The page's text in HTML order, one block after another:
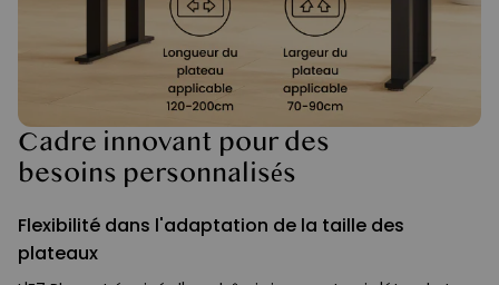
Cadre innovant pour des
besoins personnalisés
Flexibilité dans l'adaptation de la taille des
plateaux